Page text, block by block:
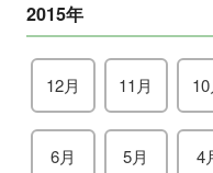
2015年
12月 11月 10
6月 5月 4